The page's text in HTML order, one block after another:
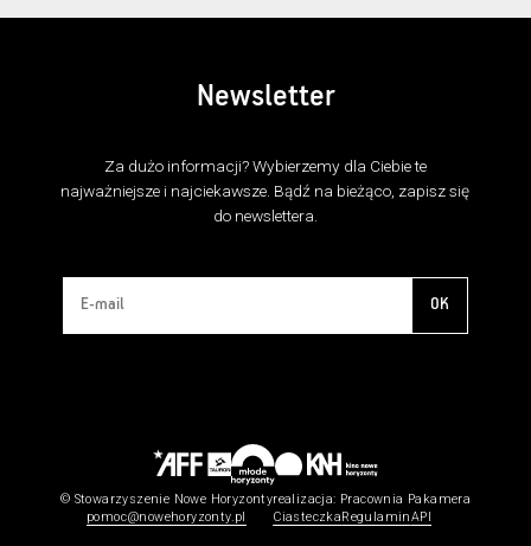
Newsletter
Za dużo informacji? Wybierzemy dla Ciebie te
najważniejsze i najciekawsze. Bądź na bieżąco, zapisz się
do newslettera.
OK
© Stowarzyszenie Nowe Horyzonty
pomoc@nowehoryzonty.pl
realizacja: Pracownia Pakamera
CiasteczkaRegulaminAPI